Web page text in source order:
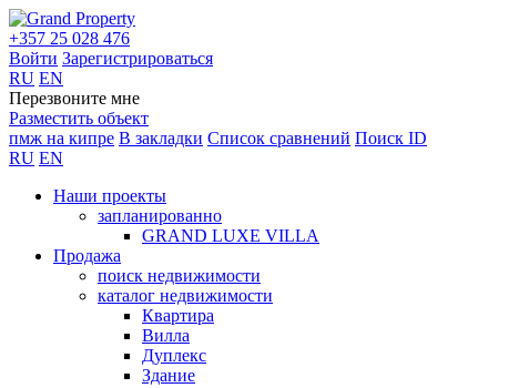
+357 25 028 476
Войти Зарегистрироваться
RU EN
Перезвоните мне
Разместить объект
пмж на кипре В закладки Список сравнений Поиск ID
RU EN
Наши проекты
запланированно
GRAND LUXE VILLA
Продажа
поиск недвижимости
каталог недвижимости
Квартира
Вилла
Дуплекс
Здание